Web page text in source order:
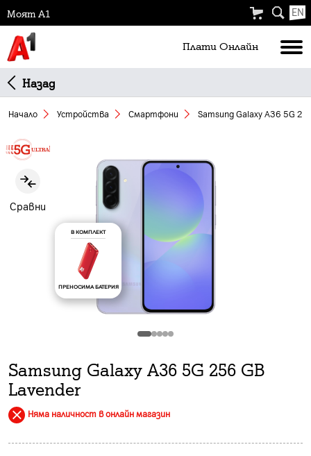
Моят А1 EN
Плати Oнлайн
Назад
Начало Устройства Смартфони Samsung Galaxy A36 5G
Сравни
В КОМПЛЕКТ
ПРЕНОСИМА БАТЕРИЯ
Samsung Galaxy A36 5G 256 GB
Lavender
Няма наличност в онлайн магазин